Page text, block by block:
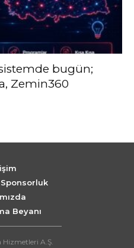
bugün;
Zemin360
Beyanı
A.Ş.